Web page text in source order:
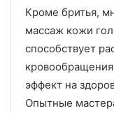
Кроме бритья,
массаж кожи
способствует
эффект на
Опытные